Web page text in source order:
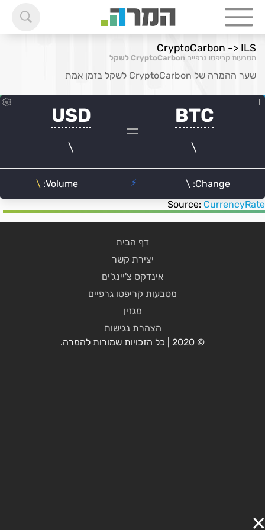
CryptoCarbon -> ILS
מטבעות קריפטו גרפיים CryptoCarbon לשקל
שער ההמרה של CryptoCarbon לשקל בזמן אמת
Source: CurrencyRate
דף הבית
יצירת קשר
אינדקס צ'יינג'ים
מטבעות קריפטו גרפיים
מגזין
הצהרת נגישות
© 2020 | כל הזכויות שמורות להמרה.